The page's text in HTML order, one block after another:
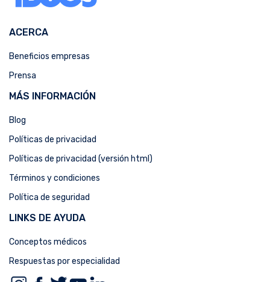
ACERCA
Beneficios empresas
Prensa
MÁS INFORMACIÓN
Blog
Políticas de privacidad
Políticas de privacidad (versión html)
Términos y condiciones
Política de seguridad
LINKS DE AYUDA
Conceptos médicos
Respuestas por especialidad